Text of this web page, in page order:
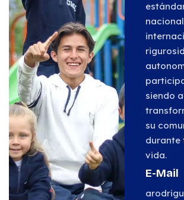
siendo
su
durante
vida.
E-Mail